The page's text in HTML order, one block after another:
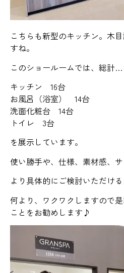
こちらも新型のキッチン。木
すね。
このショールームでは、総計…
キッチン 16台
お風呂（浴室） 14台
洗面化粧台 14台
トイレ 3台
を展示しています。
使い勝手や、仕様、素材感、
より具体的にご検討いただける
何より、ワクワクしますので
ことをお勧めします♪